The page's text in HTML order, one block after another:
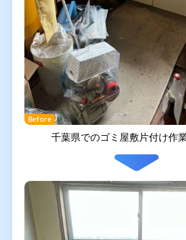
Before
千葉県でのゴミ屋敷片付け作業